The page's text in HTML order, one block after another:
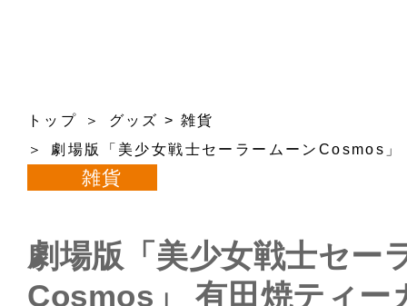
トップ グッズ >雑貨
劇場版「美少女戦士セーラームーンCosmos
雑貨
劇場版「美少女戦士セー
Cosmos」 有田焼ティー